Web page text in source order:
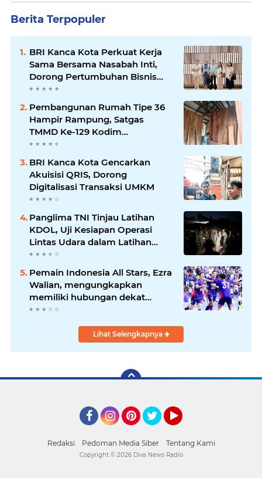
Berita Terpopuler
BRI Kanca Kota Perkuat Kerja
Sama Bersama Nasabah Inti,
Dorong Pertumbuhan Bisnis
Berkelanjutan
Pembangunan Rumah Tipe 36
Hampir Rampung, Satgas
TMMD Ke-129 Kodim
1807/Sorong Selatan Wujudkan
BRI Kanca Kota Gencarkan
Akuisisi QRIS, Dorong
Digitalisasi Transaksi UMKM
Panglima TNI Tinjau Latihan
KDOL, Uji Kesiapan Operasi
Lintas Udara dalam Latihan
Terintegrasi TNI 2026
Pemain Indonesia All Stars, Ezra
Walian, mengungkapkan
memiliki hubungan dekat
dengan keluarga bek Aston Villa
Lihat Selengkapnya
Redaksi Pedoman Media Siber Tentang Kami
Copyright © 2026 Diva News Radio